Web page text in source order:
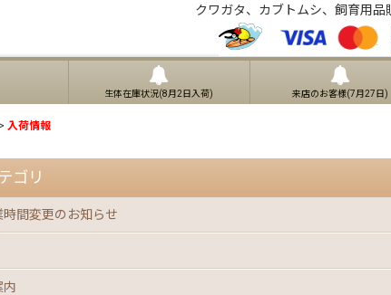
クワガタ、カブトムシ、飼育用
生体在庫状況(8月2日入荷) 来店のお客様(7月27日)
> 入荷情報
ゴリ
間変更のお知らせ
内